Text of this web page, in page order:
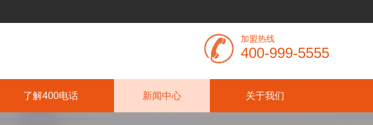
加盟热线
400-999-5555
了解400电话 新闻中心 关于我们